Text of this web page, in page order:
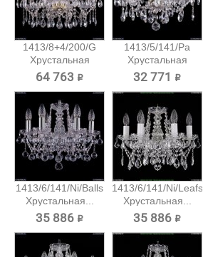
1413/8+4/200/G
Хрустальная
подвесная...
64 763 ₽
1413/5/141/Pa
Хрустальная
подвесная...
32 771 ₽
1413/6/141/Ni/Balls
Хрустальная...
35 886 ₽
1413/6/141/Ni/Leafs
Хрустальная...
35 886 ₽